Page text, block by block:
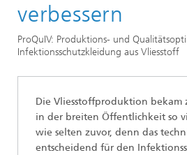
verbessern
ProQuIV: Produktions- und
Infektionsschutzkleidung aus Vliesstoff
Die Vliesstoffproduktion bekam
in der breiten Öffentlichkeit so
wie selten zuvor, denn das
entscheidend für den